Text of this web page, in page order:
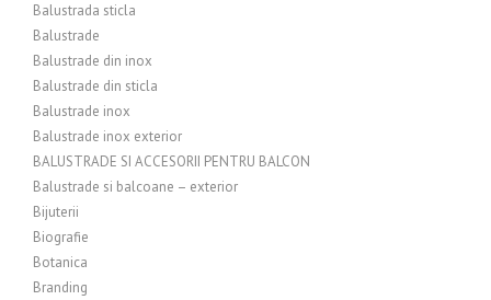
Balustrada sticla
Balustrade
Balustrade din inox
Balustrade din sticla
Balustrade inox
Balustrade inox exterior
BALUSTRADE SI ACCESORII PENTRU BALCON
Balustrade si balcoane – exterior
Bijuterii
Biografie
Botanica
Branding